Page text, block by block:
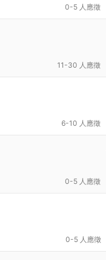
0-5 人應徵
11-30 人應徵
6-10 人應徵
0-5 人應徵
0-5 人應徵